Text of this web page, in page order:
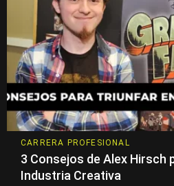
CARRERA PROFESIONAL
3 Consejos de Alex Hirsch
Industria Creativa